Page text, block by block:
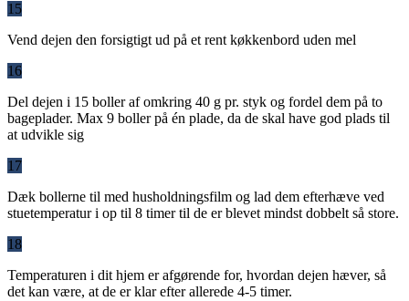
15
Vend dejen den forsigtigt ud på et rent køkkenbord uden mel
16
Del dejen i 15 boller af omkring 40 g pr. styk og fordel dem på to
bageplader. Max 9 boller på én plade, da de skal have god plads til
at udvikle sig
17
Dæk bollerne til med husholdningsfilm og lad dem efterhæve ved
stuetemperatur i op til 8 timer til de er blevet mindst dobbelt så store.
18
Temperaturen i dit hjem er afgørende for, hvordan dejen hæver, så
det kan være, at de er klar efter allerede 4-5 timer.